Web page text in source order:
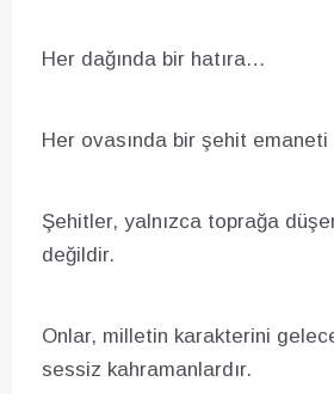
Her dağında bir hatıra…
Her ovasında bir şehit emaneti
Şehitler, yalnızca toprağa
değildir.
Onlar, milletin karakterini
sessiz kahramanlardır.